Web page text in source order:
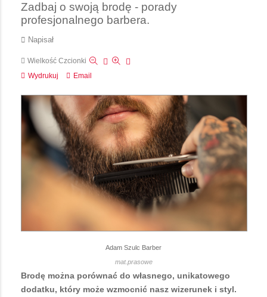
Zadbaj o swoją brodę - porady
profesjonalnego barbera.
Napisał
Wielkość Czcionki
Wydrukuj
Email
Adam Szulc Barber
mat.prasowe
Brodę można porównać do własnego, unikatowego
dodatku, który może wzmocnić nasz wizerunek i styl.